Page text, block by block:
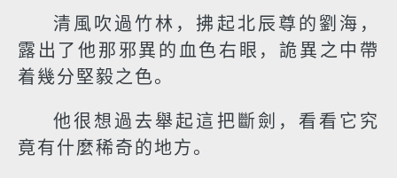
清風吹過竹林，拂起北辰尊的劉海，
露出了他那邪異的血色右眼，詭異之中帶
着幾分堅毅之色。
他很想過去舉起這把斷劍，看看它究
竟有什麼稀奇的地方。